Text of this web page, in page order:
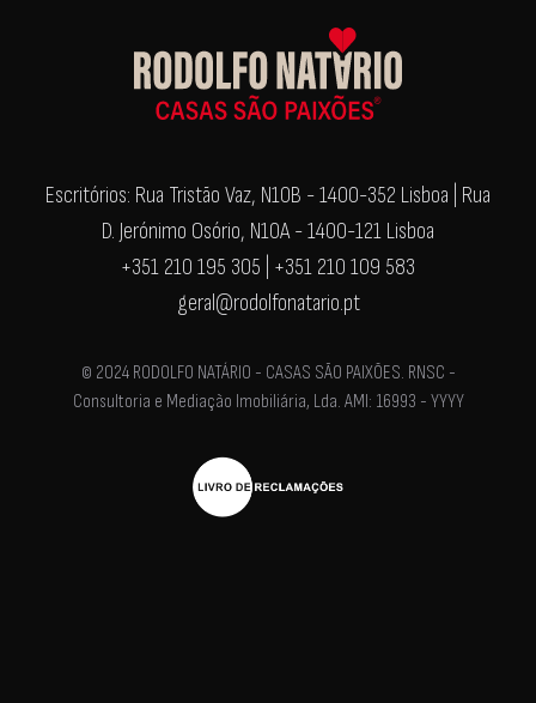
Escritórios: Rua Tristão Vaz, N10B - 1400-352 Lisboa | Rua
D. Jerónimo Osório, N10A - 1400-121 Lisboa
+351 210 195 305 | +351 210 109 583
geral@rodolfonatario.pt
© 2024 RODOLFO NATÁRIO - CASAS SÃO PAIXÕES. RNSC -
Consultoria e Mediação Imobiliária, Lda. AMI: 16993 - YYYY